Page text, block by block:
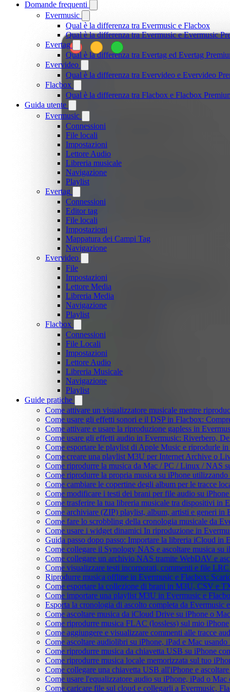
Domande frequenti
Evermusic
Qual è la differenza tra Evermusic e Flacbox
Qual è la differenza tra Evermusic e Evermusic
Evertag
Qual è la differenza tra Evertag ed Evertag
Evervideo
Qual è la differenza tra Evervideo e Evervideo
Flacbox
Qual è la differenza tra Flacbox e Flacbox
Guida utente
Evermusic
Connessioni
File locali
Impostazioni
Lettore Audio
Libreria musicale
Navigazione
Playlist
Evertag
Connessioni
Editor tag
File locali
Impostazioni
Mappatura dei Campi Tag
Navigazione
Evervideo
File
Impostazioni
Lettore Media
Libreria Media
Navigazione
Playlist
Flacbox
Connessioni
File Locali
Impostazioni
Lettore Audio
Libreria Musicale
Navigazione
Playlist
Guide pratiche
Come attivare un visualizzatore musicale mentre
Come usare gli effetti sonori e il DSP in Flacbox:
Come attivare e usare la riproduzione gapless in
Come usare gli effetti audio in Evermusic: Riverbero,
Come esportare le playlist di Apple Music e riprodurle
Come creare una playlist M3U per Internet Archive o
Come riprodurre la musica da Mac / PC / Linux / NAS
Come riprodurre la propria musica su iPhone utilizzando
Come cambiare le copertine degli album per le tracce
Come modificare i testi dei brani per file audio su
Come trasferire la tua libreria musicale tra dispositivi in
Come archiviare (ZIP) playlist, album, artisti e generi
Come fare lo scrobbling della cronologia musicale da
Come usare i widget dinamici In riproduzione in
Guida passo dopo passo: Importare la libreria iCloud in
Come collegare il Synology NAS e ascoltare musica su
Come collegare un archivio NAS tramite WebDAV e
Come visualizzare testi incorporati, commenti e file
Riprodurre musica offline in Evermusic e Flacbox:
Come esportare la collezione di brani in M3U, CSV e
Come importare una playlist M3U in Evermusic e
Esporta la cronologia di ascolto completa da Evermusic
Come ascoltare musica da iCloud Drive su iPhone o Mac
Come riprodurre musica FLAC (lossless) sul mio iPhone
Come aggiungere e visualizzare commenti alle tracce
Come ascoltare audiolibri su iPhone, iPad e Mac
Come riprodurre musica da chiavetta USB su iPhone
Come riprodurre musica locale memorizzata sul tuo
Come collegare una chiavetta USB all'iPhone e
Come usare l'equalizzatore audio su iPhone, iPad o
Come caricare file sul cloud e collegarli a Evermusic,